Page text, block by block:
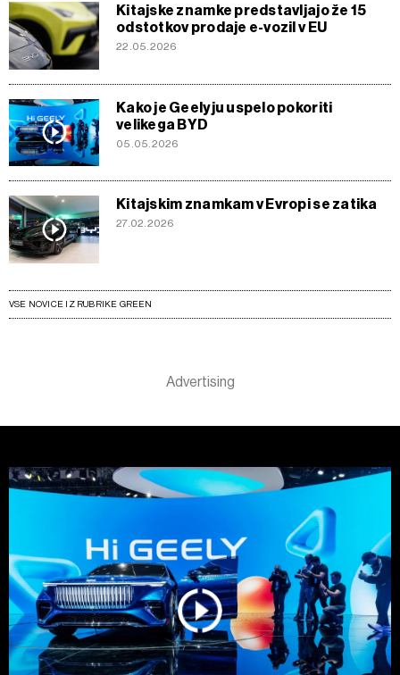
Kitajske znamke predstavljajo že 15
odstotkov prodaje e-vozil v EU
22.05.2026
Kako je Geelyju uspelo pokoriti
velikega BYD
05.05.2026
Kitajskim znamkam v Evropi se zatika
27.02.2026
VSE NOVICE IZ RUBRIKE GREEN